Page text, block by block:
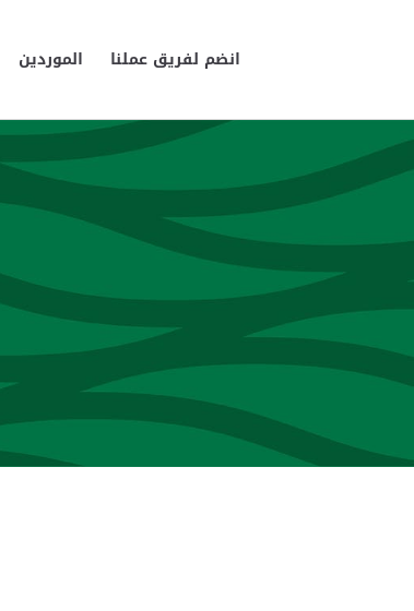
انضم لفريق عملنا الموردين